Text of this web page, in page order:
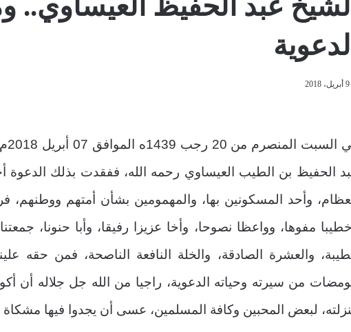
الدعوية
9 أبريل، 2018
الحفيظ بن الطيب العيساوي رحمه الله، ففقدت بذلك الدعوة
وأحد المسكونين بها، والمهمومين بشأن أمتهم ووطنهم،
مفوها، وواعظا نصوحا، وأخا عزيزا رفيقا، وأبا حنونا،
والعشرة الصادقة، والخلة النافعة الناصحة، فمن حقه
من سيرته وحياته الدعوية، راجيا من الله جل جلاله
لبعض المحبين وكافة المسلمين، عسى أن يجدوا فيها مشكاة